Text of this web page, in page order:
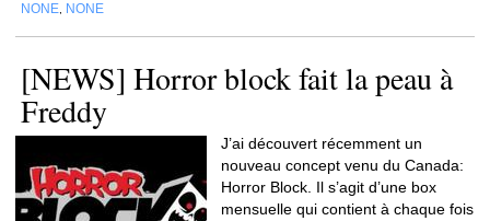
NONE NONE
[NEWS] Horror block fait la peau à
Freddy
J’ai découvert récemment un
nouveau concept venu du Canada:
Horror Block. Il s’agit d’une box
mensuelle qui contient à chaque fois